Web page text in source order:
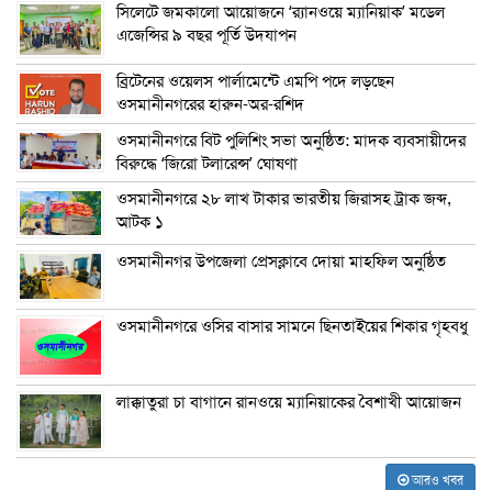
সিলেটে জমকালো আয়োজনে ‘র‍্যানওয়ে ম্যানিয়াক’ মডেল
এজেন্সির ৯ বছর পূর্তি উদযাপন
ব্রিটেনের ওয়েলস পার্লামেন্টে এমপি পদে লড়ছেন
ওসমানীনগরের হারুন-অর-রশিদ
ওসমানীনগরে বিট পুলিশিং সভা অনুষ্ঠিত: মাদক ব্যবসায়ীদের
বিরুদ্ধে ‘জিরো টলারেন্স’ ঘোষণা
ওসমানীনগরে ২৮ লাখ টাকার ভারতীয় জিরাসহ ট্রাক জব্দ,
আটক ১
ওসমানীনগর উপজেলা প্রেসক্লাবে দোয়া মাহফিল অনুষ্ঠিত
ওসমানীনগরে ওসির বাসার সামনে ছিনতাইয়ের শিকার গৃহবধু
লাক্কাতুরা চা বাগানে রানওয়ে ম্যানিয়াকের বৈশাখী আয়োজন
আরও খবর